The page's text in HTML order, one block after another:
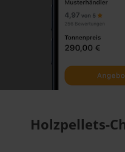
Holzpellets-